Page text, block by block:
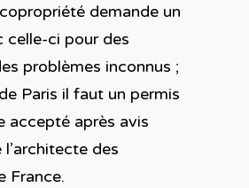
demande un
celle-ci pour des
problèmes inconnus ;
Paris il faut un permis
accepté après avis
des
France.